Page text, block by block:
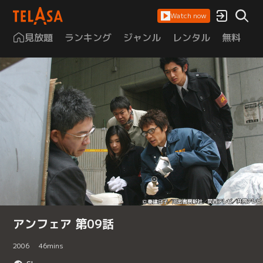
Watch now
見放題 ランキング ジャンル レンタル 無料
アンフェア 第09話
2006 46mins